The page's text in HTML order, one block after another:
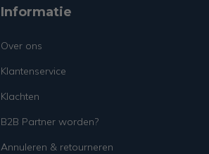
Informatie
Over ons
Klantenservice
Klachten
B2B Partner worden?
Annuleren & retourneren